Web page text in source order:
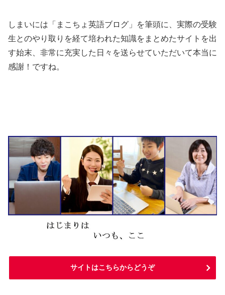
しまいには「まこちょ英語ブログ」を筆頭に、実際の受験
生とのやり取りを経て培われた知識をまとめたサイトを出
す始末、非常に充実した日々を送らせていただいて本当に
感謝！ですね。
サイトはこちらからどうぞ